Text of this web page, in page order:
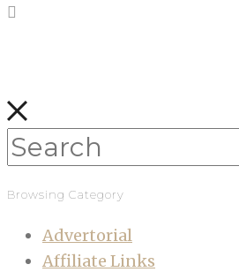
Browsing Category
Advertorial
Affiliate Links